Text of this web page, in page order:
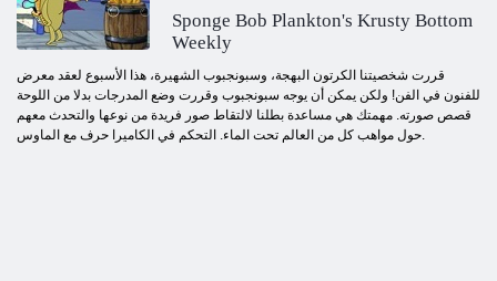
Sponge Bob Plankton's Krusty Bottom
Weekly
قررت شخصيتنا الكرتون البهجة، وسبونجبوب الشهيرة، هذا الأسبوع لعقد معرض
للفنون في الفن! ولكن يمكن أن يوجه سبونجبوب وقررت وضع المدرجات بدلا من اللوحة
قصص صورته. مهمتك هي مساعدة بطلنا لالتقاط صور فريدة من نوعها والتحدث معهم
حول مواهب كل من العالم تحت الماء. التحكم في الكاميرا حرف مع الماوس.